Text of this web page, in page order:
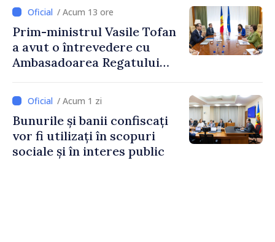
2027
/ Acum 13 ore
Prim-ministrul Vasile Tofan
a avut o întrevedere cu
Ambasadoarea Regatului
Irlandei de Nord, Fern
Horine / Acum 1 zi
Bunurile și banii confiscați
vor fi utilizați în scopuri
sociale și în interes public